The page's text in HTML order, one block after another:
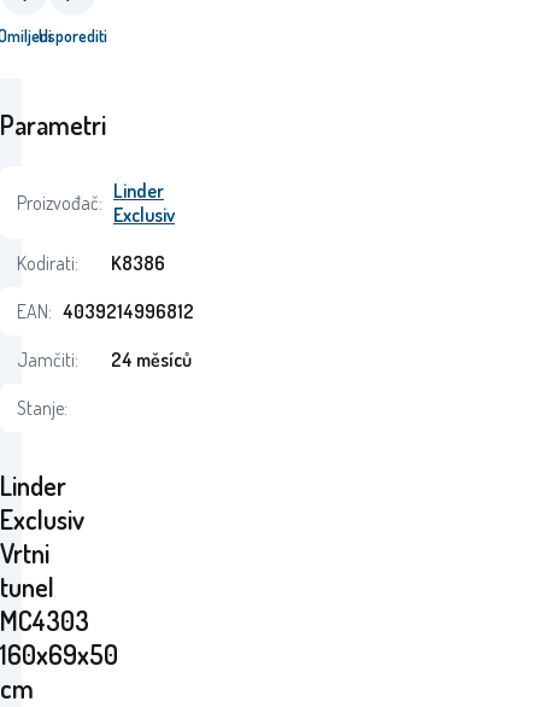
Usporediti
Linder
Exclusiv
Vrtni
tunel
MC4303
160x69x50
cm
Parametri
Proizvođač: Linder
Exclusiv
Kodirati:
K8386
EAN: 4039214996812
Jamčiti:
24 měsíců
Stanje: